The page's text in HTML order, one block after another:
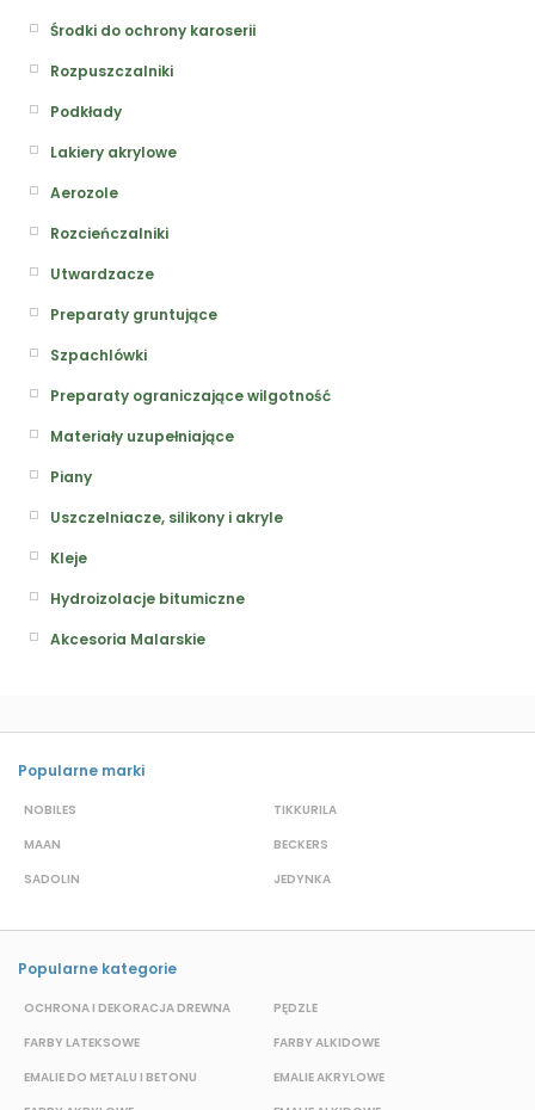
Środki do ochrony karoserii
Rozpuszczalniki
Podkłady
Lakiery akrylowe
Aerozole
Rozcieńczalniki
Utwardzacze
Preparaty gruntujące
Szpachlówki
Preparaty ograniczające wilgotność
Materiały uzupełniające
Piany
Uszczelniacze, silikony i akryle
Kleje
Hydroizolacje bitumiczne
Akcesoria Malarskie
Popularne marki
NOBILES
MAAN
SADOLIN
TIKKURILA
BECKERS
JEDYNKA
Popularne kategorie
OCHRONA I DEKORACJA DREWNA
FARBY LATEKSOWE
EMALIE DO METALU I BETONU
PĘDZLE
FARBY ALKIDOWE
EMALIE AKRYLOWE